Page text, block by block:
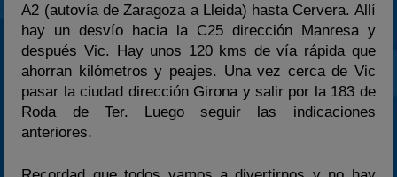
A2 (autovía de Zaragoza a Lleida) hasta Cervera. Allí
hay un desvío hacia la C25 dirección Manresa y
después Vic. Hay unos 120 kms de vía rápida que
ahorran kilómetros y peajes. Una vez cerca de Vic
pasar la ciudad dirección Girona y salir por la 183 de
Roda de Ter. Luego seguir las indicaciones
anteriores.